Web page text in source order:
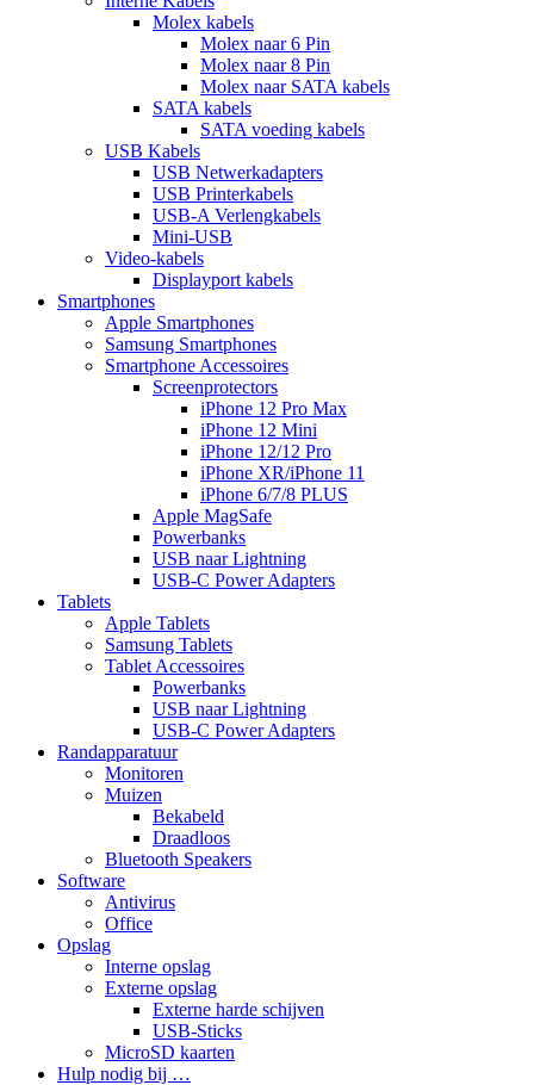
Molex kabels
Molex naar 6 Pin
Molex naar 8 Pin
Molex naar SATA kabels
SATA kabels
SATA voeding kabels
USB Kabels
USB Netwerkadapters
USB Printerkabels
USB-A Verlengkabels
Mini-USB
Video-kabels
Displayport kabels
Smartphones
Apple Smartphones
Samsung Smartphones
Smartphone Accessoires
Screenprotectors
iPhone 12 Pro Max
iPhone 12 Mini
iPhone 12/12 Pro
iPhone XR/iPhone 11
iPhone 6/7/8 PLUS
Apple MagSafe
Powerbanks
USB naar Lightning
USB-C Power Adapters
Tablets
Apple Tablets
Samsung Tablets
Tablet Accessoires
Powerbanks
USB naar Lightning
USB-C Power Adapters
Randapparatuur
Monitoren
Muizen
Bekabeld
Draadloos
Bluetooth Speakers
Software
Antivirus
Office
Opslag
Interne opslag
Externe opslag
Externe harde schijven
USB-Sticks
MicroSD kaarten
Hulp nodig bij …